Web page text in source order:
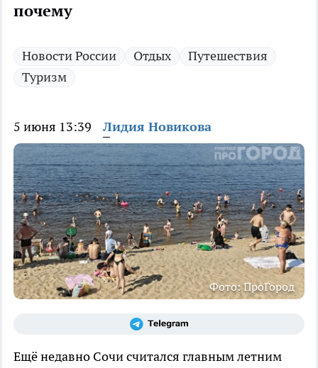
почему
Новости России Отдых
Путешествия
Туризм
5 июня 13:39 Лидия Новикова
Фото: ПроГород
Ещё недавно Сочи считался главным летним